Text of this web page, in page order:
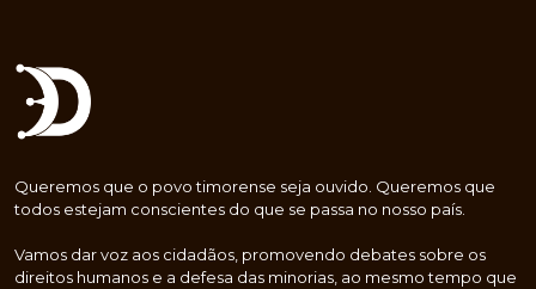
Queremos que o povo timorense seja ouvido. Queremos que
todos estejam conscientes do que se passa no nosso país.
Vamos dar voz aos cidadãos, promovendo debates sobre os
direitos humanos e a defesa das minorias, ao mesmo tempo que